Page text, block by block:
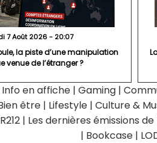
7 Août 2026 - 20:07
la piste d’une manipulation
venue de l’étranger ?
Info en affiche | Gaming |
être | Lifestyle | Culture &
| Les dernières émissions de
| Bookcase |